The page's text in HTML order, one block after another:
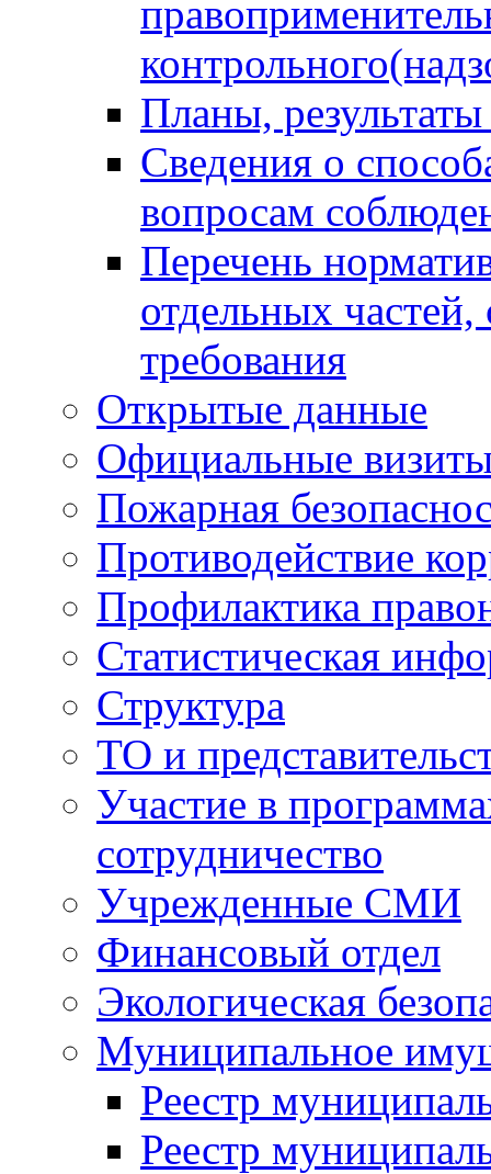
Планы,
Сведения о
вопросам
Перечень
отдельных
требования
Открытые данные
Официальные
Пожарная
Противодействие
Профилактика
Статистическая
Структура
ТО и
Участие в
сотрудничество
Учрежденные СМИ
Финансовый отдел
Экологическая
Муниципальное
Реестр
Реестр